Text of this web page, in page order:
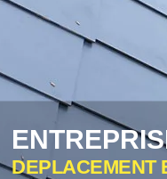
DEPLACEMENT